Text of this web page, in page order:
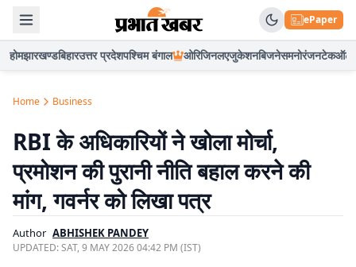
ePaper
होमझारखण्डबिहारउत्तर प्रदेशपश्चिम बंगाल ओरिजिनलएजुकेशनबिजनेसमनोरंजनटेकऑटो
Home Business
RBI के अधिकारियों ने खोला मोर्चा,
प्रमोशन की पुरानी नीति बहाल करने की
मांग, गवर्नर को लिखा पत्र
Author ABHISHEK PANDEY
UPDATED:SAT, 9 MAY 2026 04:42 PM (IST)